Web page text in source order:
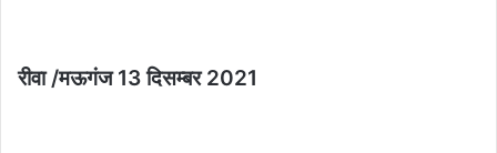
रीवा /मऊगंज 13 दिसम्बर 2021